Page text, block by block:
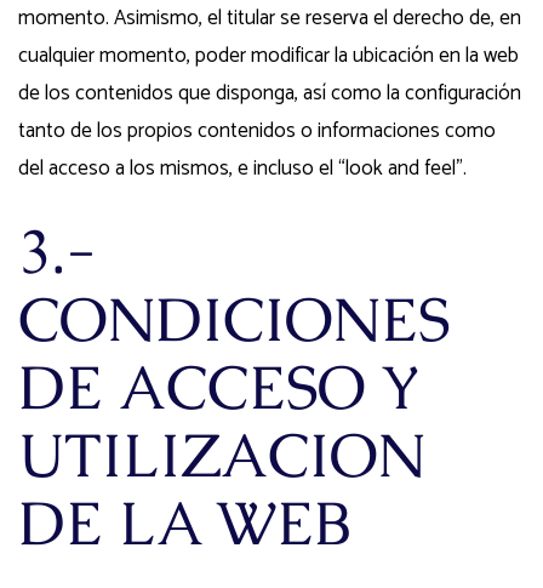
momento. Asimismo, el titular se reserva el derecho de, en
cualquier momento, poder modificar la ubicación en la web
de los contenidos que disponga, así como la configuración
tanto de los propios contenidos o informaciones como
del acceso a los mismos, e incluso el “look and feel”.
3.-
CONDICIONES
DE ACCESO Y
UTILIZACION
DE LA WEB